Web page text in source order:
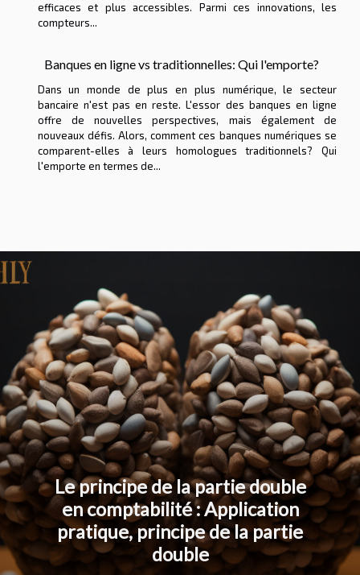
efficaces et plus accessibles. Parmi ces innovations, les
compteurs...
Banques en ligne vs traditionnelles: Qui l'emporte?
Dans un monde de plus en plus numérique, le secteur
bancaire n'est pas en reste. L'essor des banques en ligne
offre de nouvelles perspectives, mais également de
nouveaux défis. Alors, comment ces banques numériques se
comparent-elles à leurs homologues traditionnels? Qui
l'emporte en termes de...
Le principe de la partie double
en comptabilité : Application
pratique, principe de la partie
double